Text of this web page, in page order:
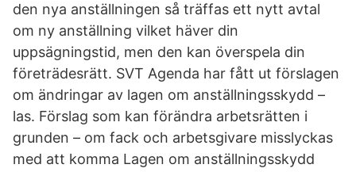
den nya anställningen så träffas ett nytt avtal
om ny anställning vilket häver din
uppsägningstid, men den kan överspela din
företrädesrätt. SVT Agenda har fått ut förslagen
om ändringar av lagen om anställningsskydd –
las. Förslag som kan förändra arbetsrätten i
grunden – om fack och arbetsgivare misslyckas
med att komma Lagen om anställningsskydd